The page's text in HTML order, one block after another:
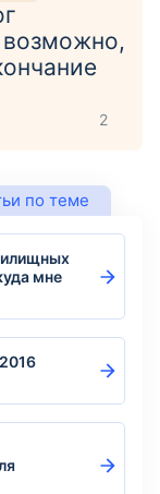
возможно,
2
по теме
мне